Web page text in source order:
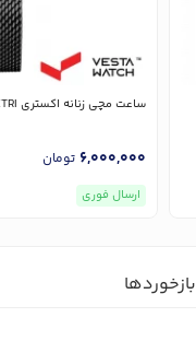
ساعت مچی زنانه اکستری EXTRI مدل E1085B
6,000,000 تومان
ارسال فوری
بازخوردها